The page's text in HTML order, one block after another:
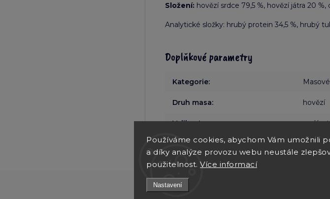
Používáme cookies, abychom Vám umožnili
a díky analýze provozu webu neustále
použitelnost. Více informací
Nastavení
Složení: hovězí srdce 79,5 %, hovězí játra 20
Analytické složky: hrubý protein 34,5 %, hrubý
Doplňkové parametry
Kategorie:
Druh masa: hovězí
Velikost psa: malý,